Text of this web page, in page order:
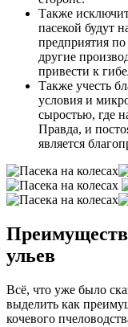
Также
пасекой будут
предприятия по
другие
привести к
Также учесть
условия и
сыростью, где
Правда, и
является
ульев
Всё, что уже было
выделить как
кочевого